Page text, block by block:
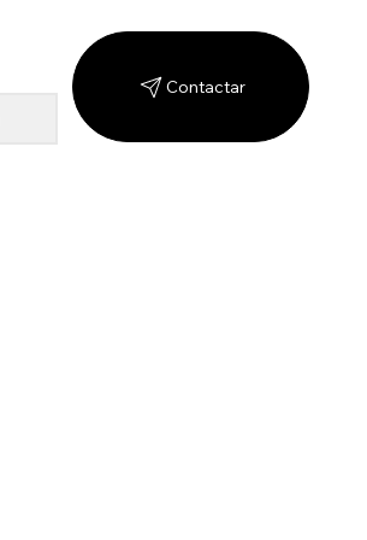
Contactar